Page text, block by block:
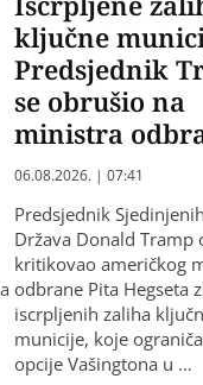
ključne
Predsjednik
se obrušio na
ministra
06.08.2026. | 07:41
Predsjednik
Država Donald Tramp
kritikovao američkog
odbrane Pita Hegseta
iscrpljenih zaliha
municije, koje
opcije Vašingtona u …